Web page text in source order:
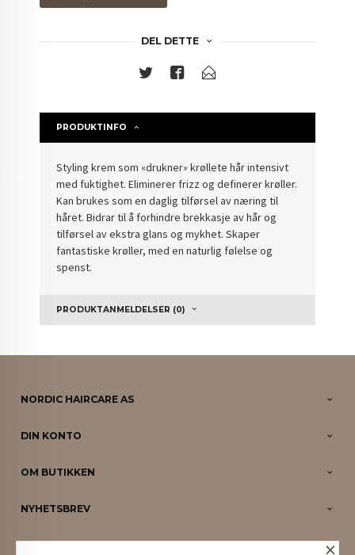
DEL DETTE
PRODUKTINFO
Styling krem som «drukner» krøllete hår intensivt
med fuktighet. Eliminerer frizz og definerer krøller.
Kan brukes som en daglig tilførsel av næring til
håret. Bidrar til å forhindre brekkasje av hår og
tilførsel av ekstra glans og mykhet. Skaper
fantastiske krøller, med en naturlig følelse og
spenst.
PRODUKTANMELDELSER (0)
NORDIC HAIRCARE AS
DIN KONTO
OM BUTIKKEN
NYHETSBREV
PARTNERE